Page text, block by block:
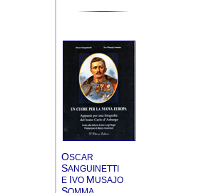
OSCAR
SANGUINETTI
E IVO MUSAJO